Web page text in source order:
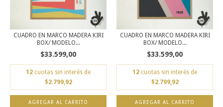
CUADRO EN MARCO MADERA KIRI
BOX/ MODELO...
$33.599,00
12 cuotas sin interés de
$2.799,92
AGREGAR AL CARRITO
CUADRO EN MARCO MADERA KIRI
BOX/ MODELO...
$33.599,00
12 cuotas sin interés de
$2.799,92
AGREGAR AL CARRITO